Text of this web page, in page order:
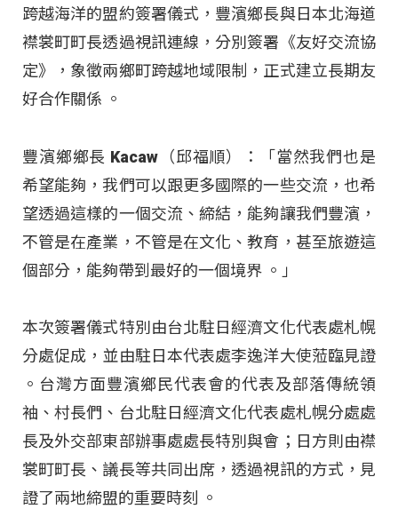
跨越海洋的盟約簽署儀式，豐濱鄉長與日本北海道
襟裳町町長透過視訊連線，分別簽署《友好交流協
定》，象徵兩鄉町跨越地域限制，正式建立長期友
好合作關係 。
豐濱鄉鄉長 Kacaw（邱福順）：「當然我們也是
希望能夠，我們可以跟更多國際的一些交流，也希
望透過這樣的一個交流、締結，能夠讓我們豐濱，
不管是在產業，不管是在文化、教育，甚至旅遊這
個部分，能夠帶到最好的一個境界 。」
本次簽署儀式特別由台北駐日經濟文化代表處札幌
分處促成，並由駐日本代表處李逸洋大使蒞臨見證
。台灣方面豐濱鄉民代表會的代表及部落傳統領
袖、村長們、台北駐日經濟文化代表處札幌分處處
長及外交部東部辦事處處長特別與會；日方則由襟
裳町町長、議長等共同出席，透過視訊的方式，見
證了兩地締盟的重要時刻
。